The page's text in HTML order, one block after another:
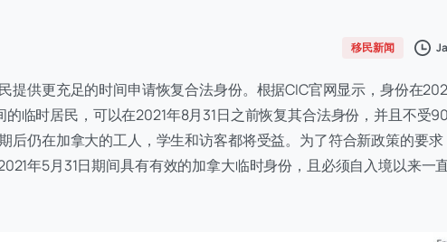
移民新闻
提供更充足的时间申请恢复合法身份。根据CIC官网显示，身份在
的临时居民，可以在2021年8月31日之前恢复其合法身份，并且不受
后仍在加拿大的工人，学生和访客都将受益。为了符合新政策的要
年5月31日期间具有有效的加拿大临时身份，且必须自入境以来一